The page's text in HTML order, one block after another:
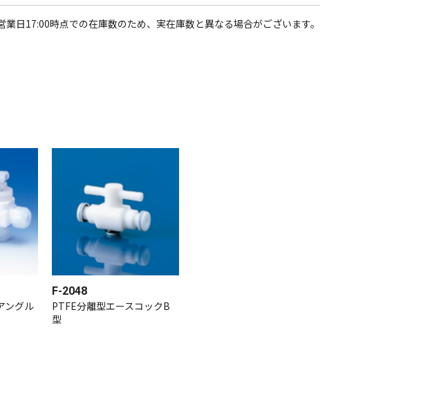
業日17:00時点での在庫数のため、実在庫数と異なる場合がございます。
ングル
F-2048
PTFE分離型エースコックB
型